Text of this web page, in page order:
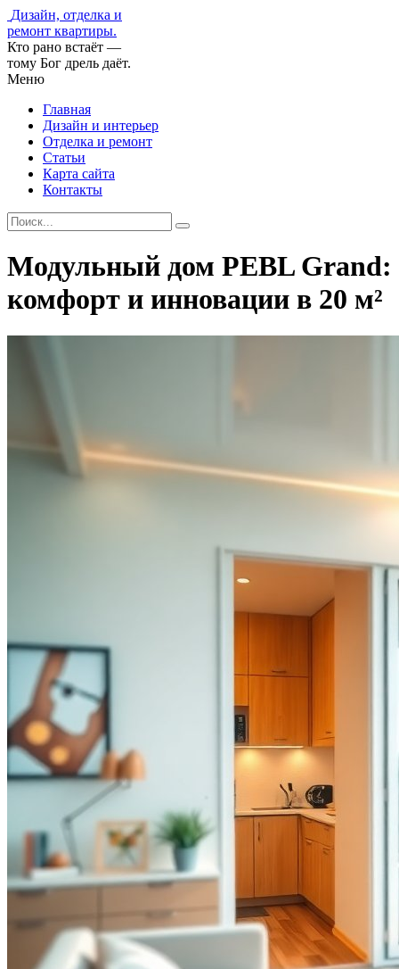
Дизайн, отделка и
ремонт квартиры.
Кто рано встаёт —
тому Бог дрель даёт.
Меню
Главная
Дизайн и интерьер
Отделка и ремонт
Статьи
Карта сайта
Контакты
Модульный дом PEBL Grand:
комфорт и инновации в 20 м²